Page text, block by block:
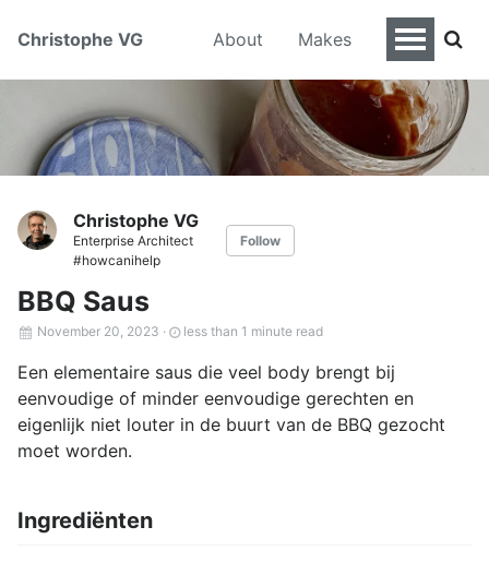
Christophe VG About Makes
Christophe VG
Enterprise Architect
#howcanihelp
Follow
BBQ Saus
November 20, 2023 · less than 1 minute read
Een elementaire saus die veel body brengt bij
eenvoudige of minder eenvoudige gerechten en
eigenlijk niet louter in de buurt van de BBQ gezocht
moet worden.
Ingrediënten